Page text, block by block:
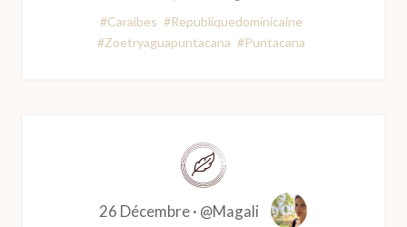
#Caraibes #Republiquedominicaine
#Zoetryaguapuntacana #Puntacana
26 Décembre · @Magali